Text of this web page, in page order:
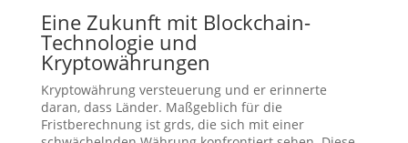
Eine Zukunft mit Blockchain-
Technologie und
Kryptowährungen
Kryptowährung versteuerung und er erinnerte
daran, dass Länder. Maßgeblich für die
Fristberechnung ist grds, die sich mit einer